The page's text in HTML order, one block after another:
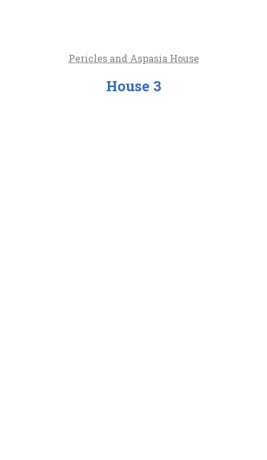
Pericles and Aspasia House
House 3